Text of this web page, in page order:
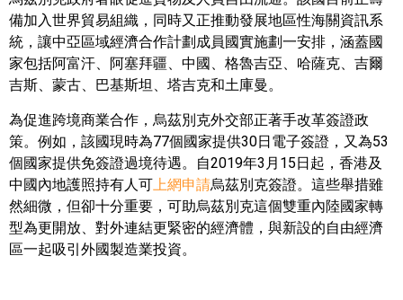
備加入世界貿易組織，同時又正推動發展地區性海關資訊系
統，讓中亞區域經濟合作計劃成員國實施劃一安排，涵蓋國
家包括阿富汗、阿塞拜疆、中國、格魯吉亞、哈薩克、吉爾
吉斯、蒙古、巴基斯坦、塔吉克和土庫曼。
為促進跨境商業合作，烏茲別克外交部正著手改革簽證政
策。例如，該國現時為77個國家提供30日電子簽證，又為53
個國家提供免簽證過境待遇。自2019年3 月 15日起，香港及
中國內地護照持有人可上網申請烏茲別克簽證。這些舉措雖
然細微，但卻十分重要，可助烏茲別克這個雙重內陸國家轉
型為更開放、對外連結更緊密的經濟體，與新設的自由經濟
區一起吸引外國製造業投資。